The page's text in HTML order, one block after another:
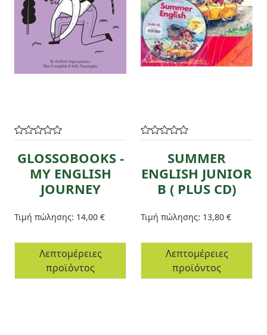
GLOSSOBOOKS -
MY ENGLISH
JOURNEY
Τιμή πώλησης: 14,00 €
Λεπτομέρειες
προϊόντος
SUMMER
ENGLISH JUNIOR
B ( PLUS CD)
Τιμή πώλησης: 13,80 €
Λεπτομέρειες
προϊόντος